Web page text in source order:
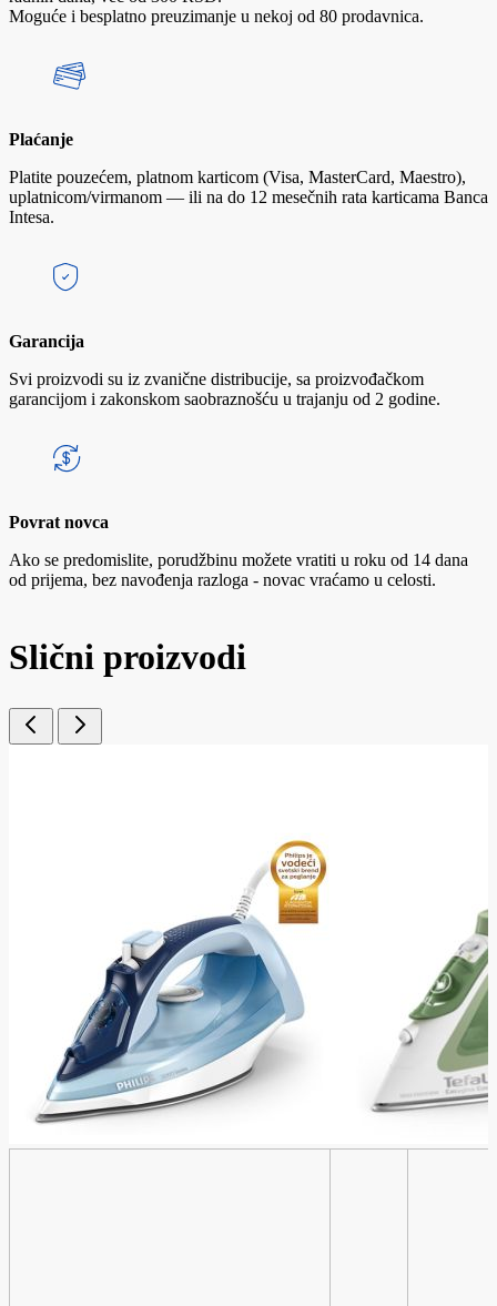
Moguće i besplatno preuzimanje u nekoj od 80 prodavnica.
Plaćanje
Platite pouzećem, platnom karticom (Visa, MasterCard, Maestro),
uplatnicom/virmanom — ili na do 12 mesečnih rata karticama Banca
Intesa.
Garancija
Svi proizvodi su iz zvanične distribucije, sa proizvođačkom
garancijom i zakonskom saobraznošću u trajanju od 2 godine.
Povrat novca
Ako se predomislite, porudžbinu možete vratiti u roku od 14 dana
od prijema, bez navođenja razloga - novac vraćamo u celosti.
Slični proizvodi